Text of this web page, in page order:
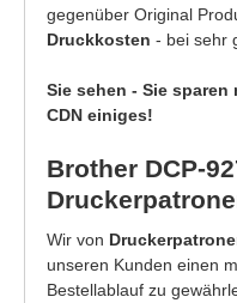
gegenüber Original
Druckkosten - bei sehr
Sie sehen - Sie sparen
CDN einiges!
Brother DCP-
Wir von
unseren Kunden einen
Bestellablauf zu